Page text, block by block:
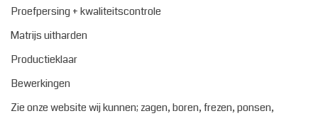
Proefpersing + kwaliteitscontrole
Matrijs uitharden
Productieklaar
Bewerkingen
Zie onze website wij kunnen; zagen, boren, frezen, ponsen,